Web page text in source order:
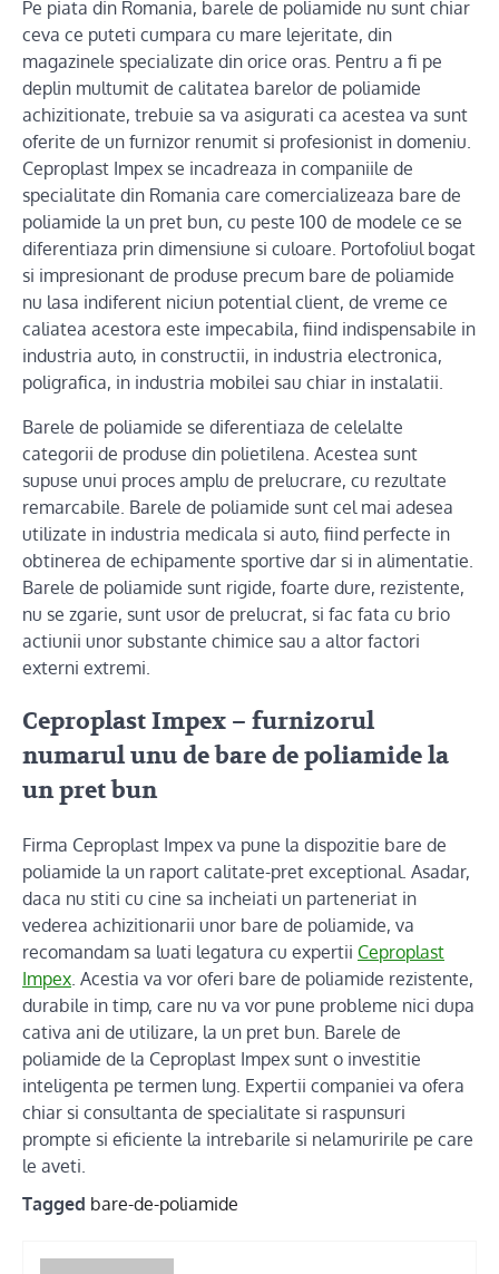
Pe piata din Romania, barele de poliamide nu sunt chiar
ceva ce puteti cumpara cu mare lejeritate, din
magazinele specializate din orice oras. Pentru a fi pe
deplin multumit de calitatea barelor de poliamide
achizitionate, trebuie sa va asigurati ca acestea va sunt
oferite de un furnizor renumit si profesionist in domeniu.
Ceproplast Impex se incadreaza in companiile de
specialitate din Romania care comercializeaza bare de
poliamide la un pret bun, cu peste 100 de modele ce se
diferentiaza prin dimensiune si culoare. Portofoliul bogat
si impresionant de produse precum bare de poliamide
nu lasa indiferent niciun potential client, de vreme ce
caliatea acestora este impecabila, fiind indispensabile in
industria auto, in constructii, in industria electronica,
poligrafica, in industria mobilei sau chiar in instalatii.
Barele de poliamide se diferentiaza de celelalte
categorii de produse din polietilena. Acestea sunt
supuse unui proces amplu de prelucrare, cu rezultate
remarcabile. Barele de poliamide sunt cel mai adesea
utilizate in industria medicala si auto, fiind perfecte in
obtinerea de echipamente sportive dar si in alimentatie.
Barele de poliamide sunt rigide, foarte dure, rezistente,
nu se zgarie, sunt usor de prelucrat, si fac fata cu brio
actiunii unor substante chimice sau a altor factori
externi extremi.
CeproplastImpex – furnizorul
numarul unu de bare de poliamide la
un pret bun
Firma Ceproplast Impex va pune la dispozitie bare de
poliamide la un raport calitate-pret exceptional. Asadar,
daca nu stiti cu cine sa incheiati un parteneriat in
vederea achizitionarii unor bare de poliamide, va
recomandam sa luati legatura cu expertii Ceproplast
Impex . Acestia va vor oferi bare de poliamide rezistente,
durabile in timp, care nu va vor pune probleme nici dupa
cativa ani de utilizare, la un pret bun. Barele de
poliamide de la Ceproplast Impex sunt o investitie
inteligenta pe termen lung. Expertii companiei va ofera
chiar si consultanta de specialitate si raspunsuri
prompte si eficiente la intrebarile si nelamuririle pe care
le aveti.
Tagged bare-de-poliamide